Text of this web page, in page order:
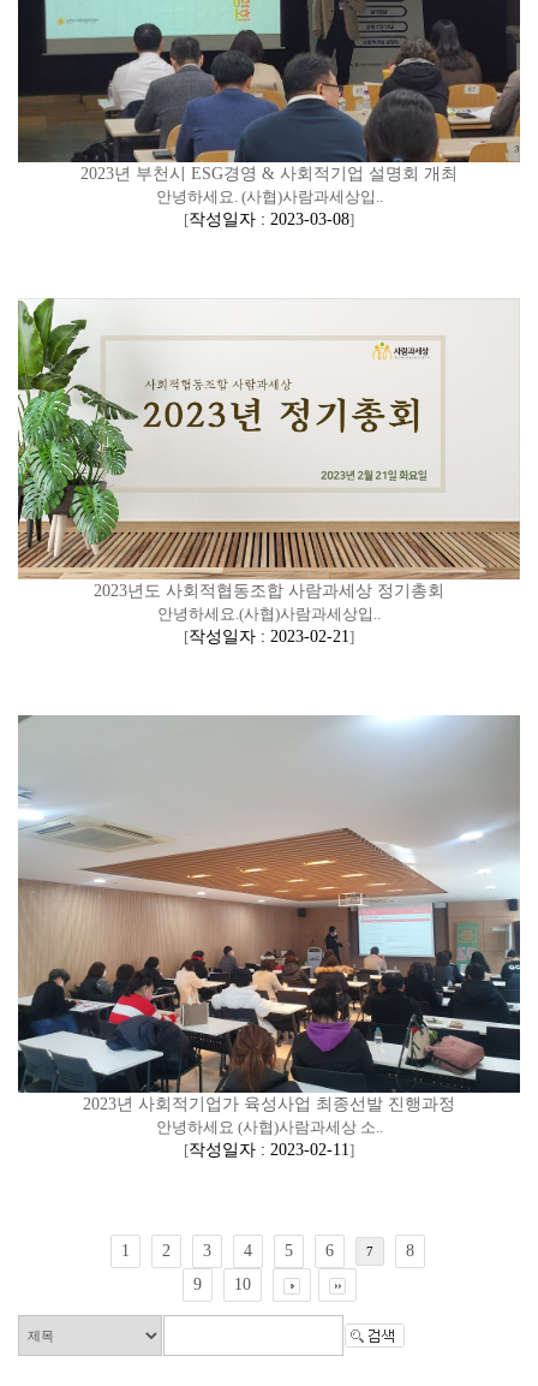
2023년 부천시 ESG경영 & 사회적기업 설명회 개최
안녕하세요. (사협)사람과세상입..
[작성일자 : 2023-03-08]
2023년도 사회적협동조합 사람과세상 정기총회
안녕하세요.(사협)사람과세상입..
[작성일자 : 2023-02-21]
2023년 사회적기업가 육성사업 최종선발 진행과정
안녕하세요 (사협)사람과세상 소..
[작성일자 : 2023-02-11]
1 2 3 4 5 6 7
8
9
10